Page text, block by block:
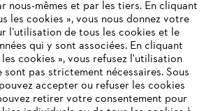
INTERNET
PRIS EN CHARGE
Internet que nous ne prenons plus
nous-mêmes et par les tiers. En cliquant
les cookies », vous nous donnez votre
l’utilisation de tous les cookies et le
qui y sont associées. En cliquant
cookies », vous refusez l'utilisation
pas strictement nécessaires. Sous
accepter ou refuser les cookies
retirer votre consentement pour